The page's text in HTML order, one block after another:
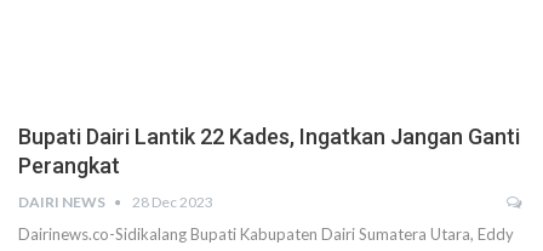
Bupati Dairi Lantik 22 Kades, Ingatkan Jangan Ganti
Perangkat
DAIRI NEWS 28 Dec 2023
Dairinews.co-Sidikalang Bupati Kabupaten Dairi Sumatera Utara, Eddy